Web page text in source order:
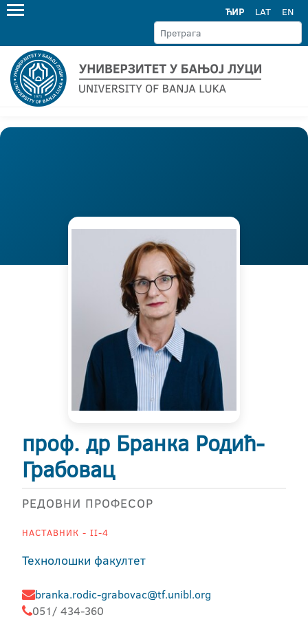
ЋИР LAT EN
проф. др Бранка Родић-
Грабовац
РЕДОВНИ ПРОФЕСОР
НАСТАВНИК - II-4
Технолошки факултет
branka.rodic-grabovac@tf.unibl.org
051/ 434-360